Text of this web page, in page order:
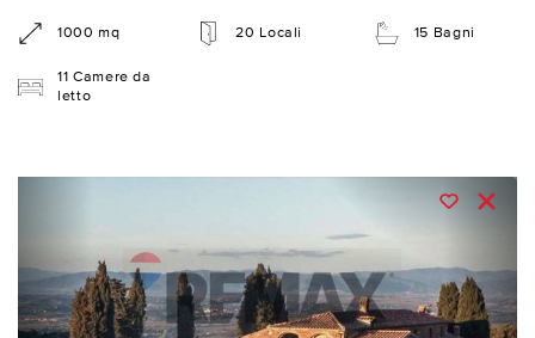
1000 mq 20 Locali 15 Bagni
11 Camere da
letto